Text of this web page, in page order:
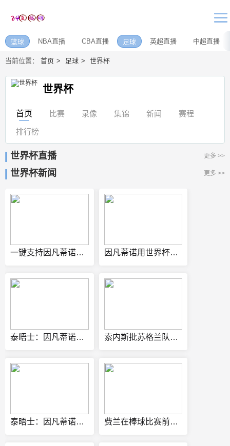
篮球 NBA直播 CBA直播 足球 英超直播 中超直播
当前位置： 首页 足球 世界杯
世界杯
首页 比赛 录像 集锦 新闻 赛程
排行榜
世界杯直播 更多 >>
世界杯新闻 更多 >>
一键支持因凡蒂诺！天空：FIFA曾向各足协发预制信函，签名已填好 因凡蒂诺用世界杯决赛举办权换选票？FIFA声明：相关说法均是假的
泰晤士：因凡蒂诺承诺让摩洛哥举办2030世界杯决赛，以换取支持 索内斯批苏格兰队没血性：没看到真正信念 聘请外教也不是不行
泰晤士：因凡蒂诺将FIFA高管召集至摩洛哥首都召开危机会议 费兰在棒球比赛前开球，纽约洋基队：感谢世界杯冠军费兰·托雷斯